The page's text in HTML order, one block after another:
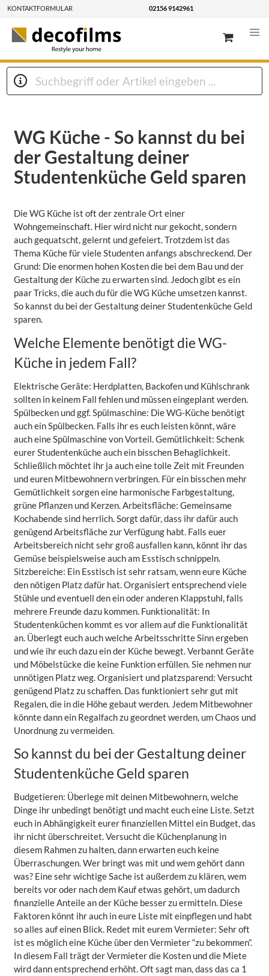
KONTAKTFORMULAR 02156 9142961
WG Küche - So kannst du bei
der Gestaltung deiner
Studentenküche Geld sparen
Die WG Küche ist oft der zentrale Ort einer
Wohngemeinschaft. Hier wird nicht nur gekocht, sondern
auch gequatscht, gelernt und gefeiert. Trotzdem ist das
Thema Küche für viele Studenten anfangs abschreckend. Der
Grund: Die enormen hohen Kosten die bei dem Bau und der
Gestaltung der Küche zu erwarten sind. Jedoch gibt es ein
paar Tricks, die auch du für die WG Küche umsetzen kannst.
So kannst du bei der Gestaltung deiner Studentenküche Geld
sparen.
Welche Elemente benötigt die WG-
Küche in jedem Fall?
Elektrische Geräte: Herdplatten, Backofen und Kühlschrank
sollten in keinem Fall fehlen und müssen eingeplant werden.
Spülbecken und ggf. Spülmaschine: Die WG-Küche benötigt
auch ein Spülbecken. Falls ihr es euch leisten könnt, wäre
auch eine Spülmaschine von Vorteil. Gemütlichkeit: Schenk
eurer Studentenküche auch ein bisschen Behaglichkeit.
Schließlich möchtet ihr ja auch eine tolle Zeit mit Freunden
und euren Mitbewohnern verbringen. Für ein bisschen mehr
Gemütlichkeit sorgen eine harmonische Farbgestaltung,
grüne Pflanzen und Kerzen. Arbeitsfläche: Gemeinsame
Kochabende sind herrlich. Sorgt dafür, dass ihr dafür auch
genügend Arbeitsfläche zur Verfügung habt. Falls euer
Arbeitsbereich nicht sehr groß ausfallen kann, könnt ihr das
Gemüse beispielsweise auch am Esstisch schnippeln.
Sitzbereiche: Ein Esstisch ist sehr ratsam, wenn eure Küche
den nötigen Platz dafür hat. Organisiert entsprechend viele
Stühle und eventuell den ein oder anderen Klappstuhl, falls
mehrere Freunde dazu kommen. Funktionalität: In
Studentenküchen kommt es vor allem auf die Funktionalität
an. Überlegt euch auch welche Arbeitsschritte Sinn ergeben
und wie ihr euch dazu ein der Küche bewegt. Verbannt Geräte
und Möbelstücke die keine Funktion erfüllen. Sie nehmen nur
unnötigen Platz weg. Organisiert und platzsparend: Versucht
genügend Platz zu schaffen. Das funktioniert sehr gut mit
Regalen, die in die Höhe gebaut werden. Jedem Mitbewohner
könnte dann ein Regalfach zu geordnet werden, um Chaos und
Unordnung zu vermeiden.
So kannst du bei der Gestaltung deiner
Studentenküche Geld sparen
Budgetieren: Überlege mit deinen Mitbewohnern, welche
Dinge ihr unbedingt benötigt und macht euch eine Liste. Setzt
euch in Abhängigkeit eurer finanziellen Mittel ein Budget, das
ihr nicht überschreitet. Versucht die Küchenplanung in
diesem Rahmen zu halten, dann erwarten euch keine
Überraschungen. Wer bringt was mit und wem gehört dann
was? Eine sehr wichtige Sache ist außerdem zu klären, wem
bereits vor oder nach dem Kauf etwas gehört, um dadurch
finanzielle Anteile an der Küche besser zu ermitteln. Diese
Faktoren könnt ihr auch in eure Liste mit einpflegen und habt
so alles auf einen Blick. Redet mit eurem Vermieter: Sehr oft
ist es möglich eine Küche über den Vermieter “zu bekommen”.
In diesem Fall trägt der Vermieter die Kosten und die Miete
wird dann entsprechend erhöht. Oft sagt man, dass das ca 1